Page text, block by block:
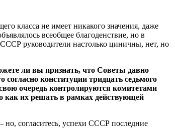
класса не имеет никакого значения, даже
всеобщее благоденствие, но в
руководители настолько циничны, нет, но
ли вы признать, что Советы давно
конституции тридцать седьмого
очередь контролируются комитетами
как их решать в рамках действующей
согласитесь, успехи СССР последние